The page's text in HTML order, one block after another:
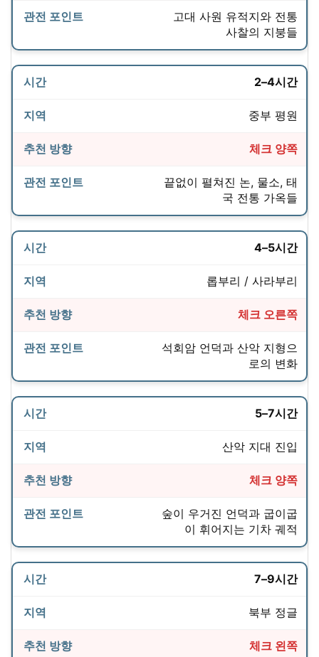
고대 사원 유적지와 전통
사찰의 지붕들
2–4시간
중부 평원
체크 양쪽
끝없이 펼쳐진 논, 물소, 태
국 전통 가옥들
4–5시간
롭부리 / 사라부리
체크 오른쪽
석회암 언덕과 산악 지형으
로의 변화
5–7시간
산악 지대 진입
체크 양쪽
숲이 우거진 언덕과 굽이굽
이 휘어지는 기차 궤적
7–9시간
북부 정글
체크 왼쪽